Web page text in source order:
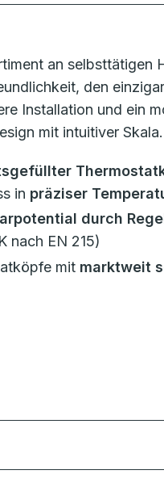
an
den
Installation und ein
mit intuitiver
in präziser
durch
nach EN 215)
mit marktweit